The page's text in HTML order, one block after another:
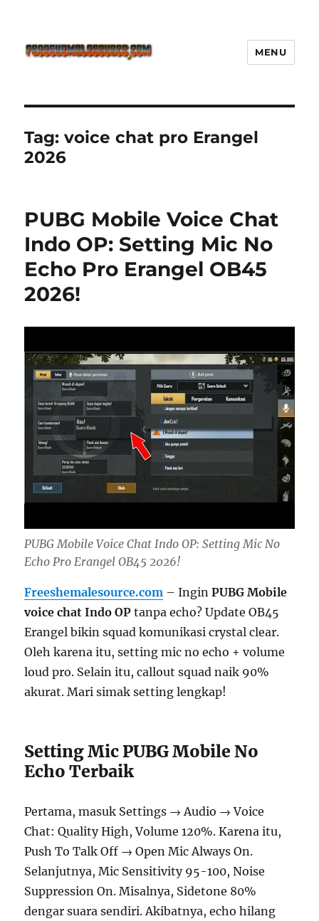
Defense Main Game Ini Pasti
Ketagihan!
MENU
Tag:voice chat pro Erangel
2026
PUBG Mobile Voice Chat
Indo OP: Setting Mic No
Echo Pro Erangel OB45
2026!
PUBG Mobile Voice Chat Indo OP: Setting Mic No
Echo Pro Erangel OB45 2026!
Freeshemalesource.com – InginPUBG Mobile
voice chat Indo OP tanpa echo? Update OB45
Erangel bikin squad komunikasi crystal clear.
Oleh karena itu, setting mic no echo + volume
loud pro. Selain itu, callout squad naik 90%
akurat. Mari simak setting lengkap!
Setting Mic PUBG Mobile No
Echo Terbaik
Pertama, masuk Settings → Audio → Voice
Chat: Quality High, Volume 120%. Karena itu,
Push To Talk Off → Open Mic Always On.
Selanjutnya, Mic Sensitivity 95-100, Noise
Suppression On. Misalnya, Sidetone 80%
dengar suara sendiri. Akibatnya, echo hilang